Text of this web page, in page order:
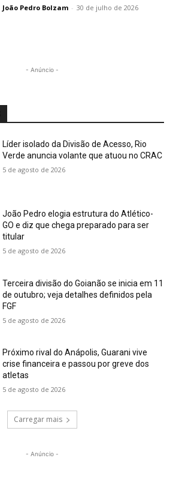
João Pedro Bolzam - 30 de julho de 2026
- Anúncio -
Líder isolado da Divisão de Acesso, Rio
Verde anuncia volante que atuou no CRAC
5 de agosto de 2026
João Pedro elogia estrutura do Atlético-
GO e diz que chega preparado para ser
titular
5 de agosto de 2026
Terceira divisão do Goianão se inicia em 11
de outubro; veja detalhes definidos pela
FGF
5 de agosto de 2026
Próximo rival do Anápolis, Guarani vive
crise financeira e passou por greve dos
atletas
5 de agosto de 2026
Carregar mais
- Anúncio -